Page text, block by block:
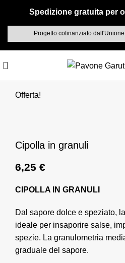
Spedizione gratuita per
Progetto cofinanziato
Offerta!
Cipolla in granuli
6,25 €
CIPOLLA IN GRANULI
Dal sapore dolce e speziato,
ideale per insaporire salse,
spezie. La granulometria
graduale del sapore.